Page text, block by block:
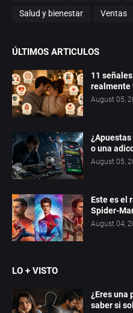
Salud y bienestar Ventas
ÚLTIMOS ARTICULOS
11
realmente
August 05,
o una
August 05,
Este es el
Spider-
August 04,
LO + VISTO
¿Eres una
saber si